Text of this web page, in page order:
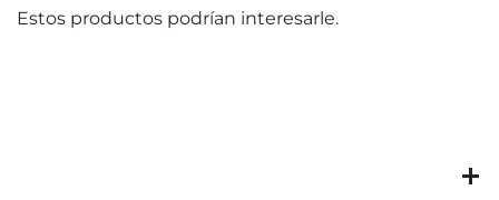
Estos productos podrían interesarle.